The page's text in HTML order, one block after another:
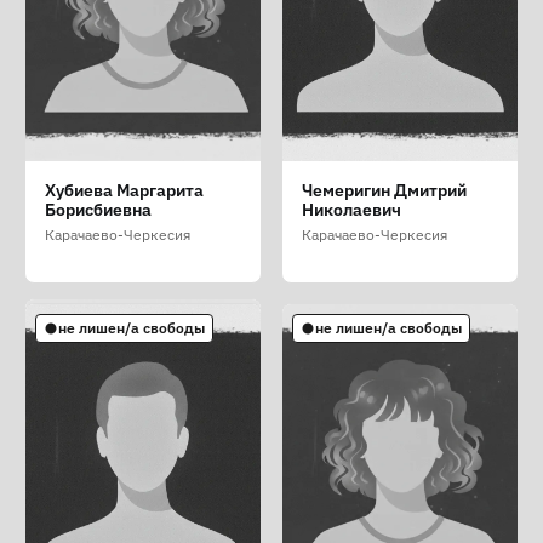
Камбиева Юлия
Альбертовна
Карачаево-Черкесия
Примак Ольга Юрьевна
Карачаево-Черкесия
Сулима Дмитрий
Викторович
Карачаево-Черкесия
лишен/а свободы
Хубиева Маргарита
Борисбиевна
Карачаево-Черкесия
Чемеригин Дмитрий
Николаевич
Карачаево-Черкесия
не лишен/а свободы не лишен/а свободы